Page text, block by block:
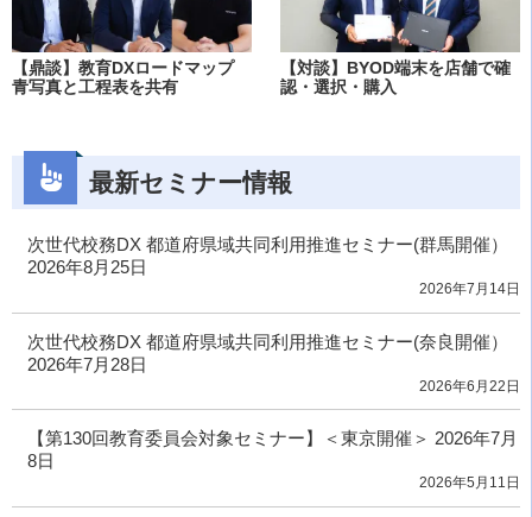
【鼎談】教育DXロードマップ
青写真と工程表を共有
【対談】BYOD端末を店舗で確
認・選択・購入
最新セミナー情報
次世代校務DX 都道府県域共同利用推進セミナー(群馬開催）
2026年8月25日
2026年7月14日
次世代校務DX 都道府県域共同利用推進セミナー(奈良開催）
2026年7月28日
2026年6月22日
【第130回教育委員会対象セミナー】＜東京開催＞ 2026年7月
8日
2026年5月11日